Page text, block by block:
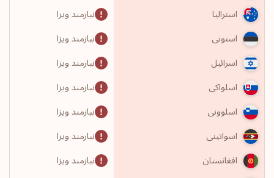
استرالیا
نیازمند ویزا
استونی
نیازمند ویزا
اسرائیل
نیازمند ویزا
اسلواکی
نیازمند ویزا
اسلوونی
نیازمند ویزا
اسواتینی
نیازمند ویزا
افغانستان
نیازمند ویزا